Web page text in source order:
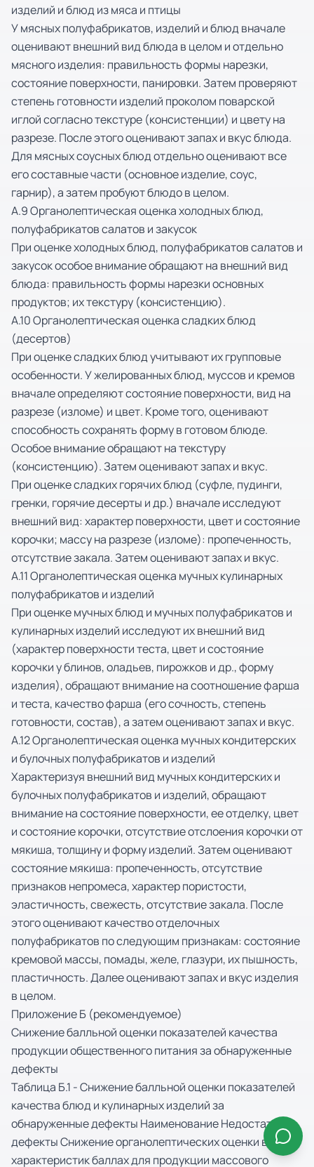
изделий и блюд из мяса и птицы
У мясных полуфабрикатов, изделий и блюд вначале
оценивают внешний вид блюда в целом и отдельно
мясного изделия: правильность формы нарезки,
состояние поверхности, панировки. Затем проверяют
степень готовности изделий проколом поварской
иглой согласно текстуре (консистенции) и цвету на
разрезе. После этого оценивают запах и вкус блюда.
Для мясных соусных блюд отдельно оценивают все
его составные части (основное изделие, соус,
гарнир), а затем пробуют блюдо в целом.
А.9 Органолептическая оценка холодных блюд,
полуфабрикатов салатов и закусок
При оценке холодных блюд, полуфабрикатов салатов и
закусок особое внимание обращают на внешний вид
блюда: правильность формы нарезки основных
продуктов; их текстуру (консистенцию).
А.10 Органолептическая оценка сладких блюд
(десертов)
При оценке сладких блюд учитывают их групповые
особенности. У желированных блюд, муссов и кремов
вначале определяют состояние поверхности, вид на
разрезе (изломе) и цвет. Кроме того, оценивают
способность сохранять форму в готовом блюде.
Особое внимание обращают на текстуру
(консистенцию). Затем оценивают запах и вкус.
При оценке сладких горячих блюд (суфле, пудинги,
гренки, горячие десерты и др.) вначале исследуют
внешний вид: характер поверхности, цвет и состояние
корочки; массу на разрезе (изломе): пропеченность,
отсутствие закала. Затем оценивают запах и вкус.
А.11 Органолептическая оценка мучных кулинарных
полуфабрикатов и изделий
При оценке мучных блюд и мучных полуфабрикатов и
кулинарных изделий исследуют их внешний вид
(характер поверхности теста, цвет и состояние
корочки у блинов, оладьев, пирожков и др., форму
изделия), обращают внимание на соотношение фарша
и теста, качество фарша (его сочность, степень
готовности, состав), а затем оценивают запах и вкус.
А.12 Органолептическая оценка мучных кондитерских
и булочных полуфабрикатов и изделий
Характеризуя внешний вид мучных кондитерских и
булочных полуфабрикатов и изделий, обращают
внимание на состояние поверхности, ее отделку, цвет
и состояние корочки, отсутствие отслоения корочки от
мякиша, толщину и форму изделий. Затем оценивают
состояние мякиша: пропеченность, отсутствие
признаков непромеса, характер пористости,
эластичность, свежесть, отсутствие закала. После
этого оценивают качество отделочных
полуфабрикатов по следующим признакам: состояние
кремовой массы, помады, желе, глазури, их пышность,
пластичность. Далее оценивают запах и вкус изделия
в целом.
Приложение Б (рекомендуемое)
Снижение балльной оценки показателей качества
продукции общественного питания за обнаруженные
дефекты
Таблица Б.1 - Снижение балльной оценки показателей
качества блюд и кулинарных изделий за
обнаруженные дефекты Наименование Недостатки и
дефекты Снижение органолептических оценки в
характеристик баллах для продукции массового